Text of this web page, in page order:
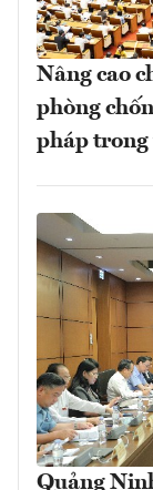
Nâng cao
phòng
pháp
Quảng